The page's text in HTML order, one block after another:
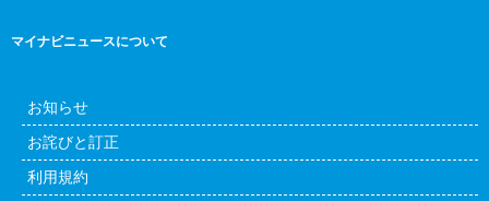
マイナビニュースについて
お知らせ
お詫びと訂正
利用規約